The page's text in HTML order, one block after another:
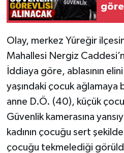
Olay, merkez Yüreğir
Mahallesi Nergiz
İddiaya göre, ablasının
yaşındaki çocuk ağlamaya
anne D.Ö. (40), küçük
Güvenlik kamerasına
kadının çocuğu sert
çocuğu tekmelediği